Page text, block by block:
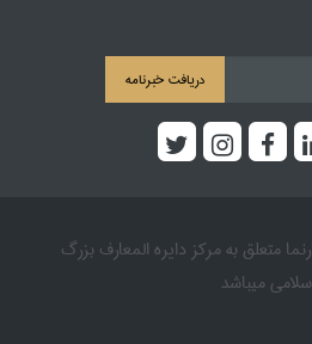
دریافت خبرنامه
تارنما متعلق به مرکز دایره المعارف بزرگ
میباشد